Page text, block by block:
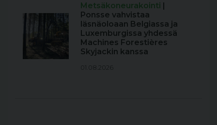
Metsäkoneurakointi |
Ponsse vahvistaa
läsnäoloaan Belgiassa ja
Luxemburgissa yhdessä
Machines Forestières
Skyjackin kanssa
01.08.2026